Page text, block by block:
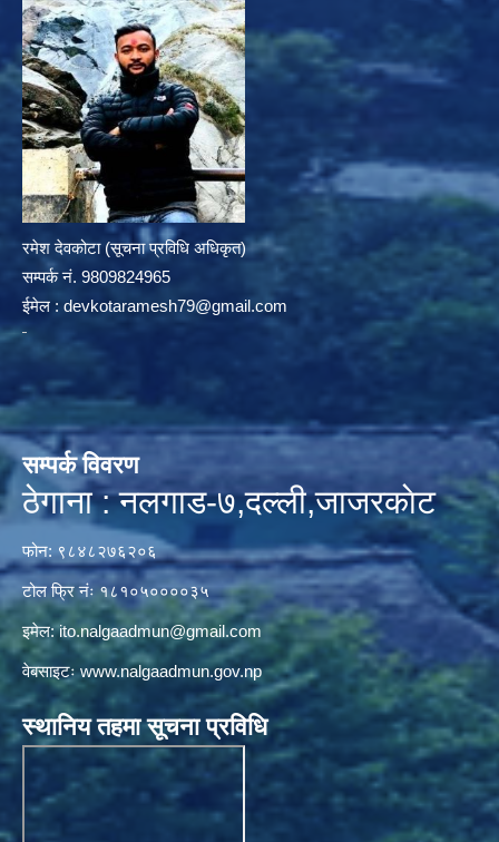
रमेश देवकोटा (सूचना प्रविधि अधिकृत)
सम्पर्क न‌ं. 9809824965
ईमेल : devkotaramesh79@gmail.com
सम्पर्क विवरण
ठेगाना : नलगाड-७,दल्ली,जाजरकाेट
फोन: ९८४८२७६२०६
टोल फ्रि नंः १८१०५००००३५
इमेल:ito.nalgaadmun@gmail.com
वेबसाइटःwww.nalgaadmun.gov.np
स्थानिय तहमा सूचना प्रविधि